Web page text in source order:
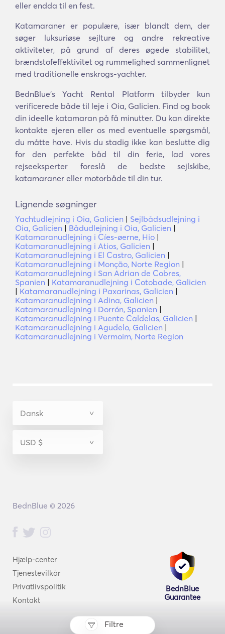
Filtre
eller endda til en fest.
Katamaraner er populære, især blandt dem, der
søger luksuriøse sejlture og andre rekreative
aktiviteter, på grund af deres øgede stabilitet,
brændstofeffektivitet og rummelighed sammenlignet
med traditionelle enskrogs-yachter.
BednBlue's Yacht Rental Platform tilbyder kun
verificerede både til leje i Oia, Galicien. Find og book
din ideelle katamaran på få minutter. Du kan direkte
kontakte ejeren eller os med eventuelle spørgsmål,
du måtte have. Hvis du stadig ikke kan beslutte dig
for den perfekte båd til din ferie, lad vores
rejseeksperter foreslå de bedste sejlskibe,
katamaraner eller motorbåde til din tur.
Lignende søgninger
Yachtudlejning i Oia, Galicien | Sejlbådsudlejning i
Oia, Galicien | Bådudlejning i Oia, Galicien |
Katamaranudlejning i Cíes-øerne, Hio |
Katamaranudlejning i Atios, Galicien |
Katamaranudlejning i El Castro, Galicien |
Katamaranudlejning i Monção, Norte Region |
Katamaranudlejning i San Adrian de Cobres,
Spanien | Katamaranudlejning i Cotobade, Galicien
| Katamaranudlejning i Paxarinas, Galicien |
Katamaranudlejning i Adina, Galicien |
Katamaranudlejning i Dorrón, Spanien |
Katamaranudlejning i Puente Caldelas, Galicien |
Katamaranudlejning i Agudelo, Galicien |
Katamaranudlejning i Vermoim, Norte Region
Hjælp-center
Tjenestevilkår
Privatlivspolitik
Kontakt
BednBlue
Guarantee
BednBlue © 2026